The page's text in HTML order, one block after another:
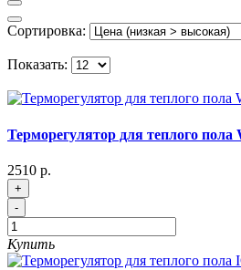
Сортировка:
Показать:
Терморегулятор для теплого пола
2510 р.
+
-
Купить